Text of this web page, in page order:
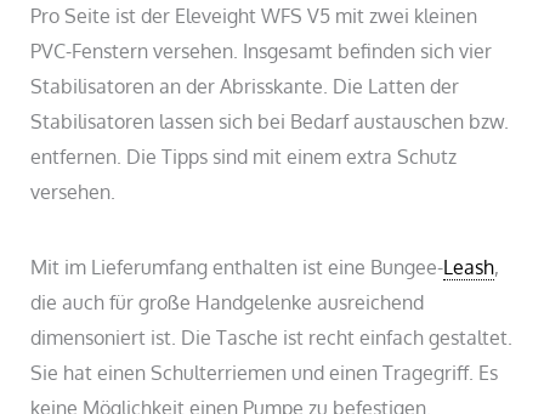
Pro Seite ist der Eleveight WFS V5 mit zwei kleinen
PVC-Fenstern versehen. Insgesamt befinden sich vier
Stabilisatoren an der Abrisskante. Die Latten der
Stabilisatoren lassen sich bei Bedarf austauschen bzw.
entfernen. Die Tipps sind mit einem extra Schutz
versehen.
Mit im Lieferumfang enthalten ist eine Bungee-Leash,
die auch für große Handgelenke ausreichend
dimensoniert ist. Die Tasche ist recht einfach gestaltet.
Sie hat einen Schulterriemen und einen Tragegriff. Es
keine Möglichkeit einen Pumpe zu befestigen.